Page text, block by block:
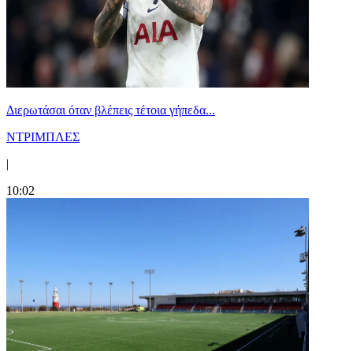
Διερωτάσαι όταν βλέπεις τέτοια γήπεδα...
ΝΤΡΙΜΠΛΕΣ
|
10:02